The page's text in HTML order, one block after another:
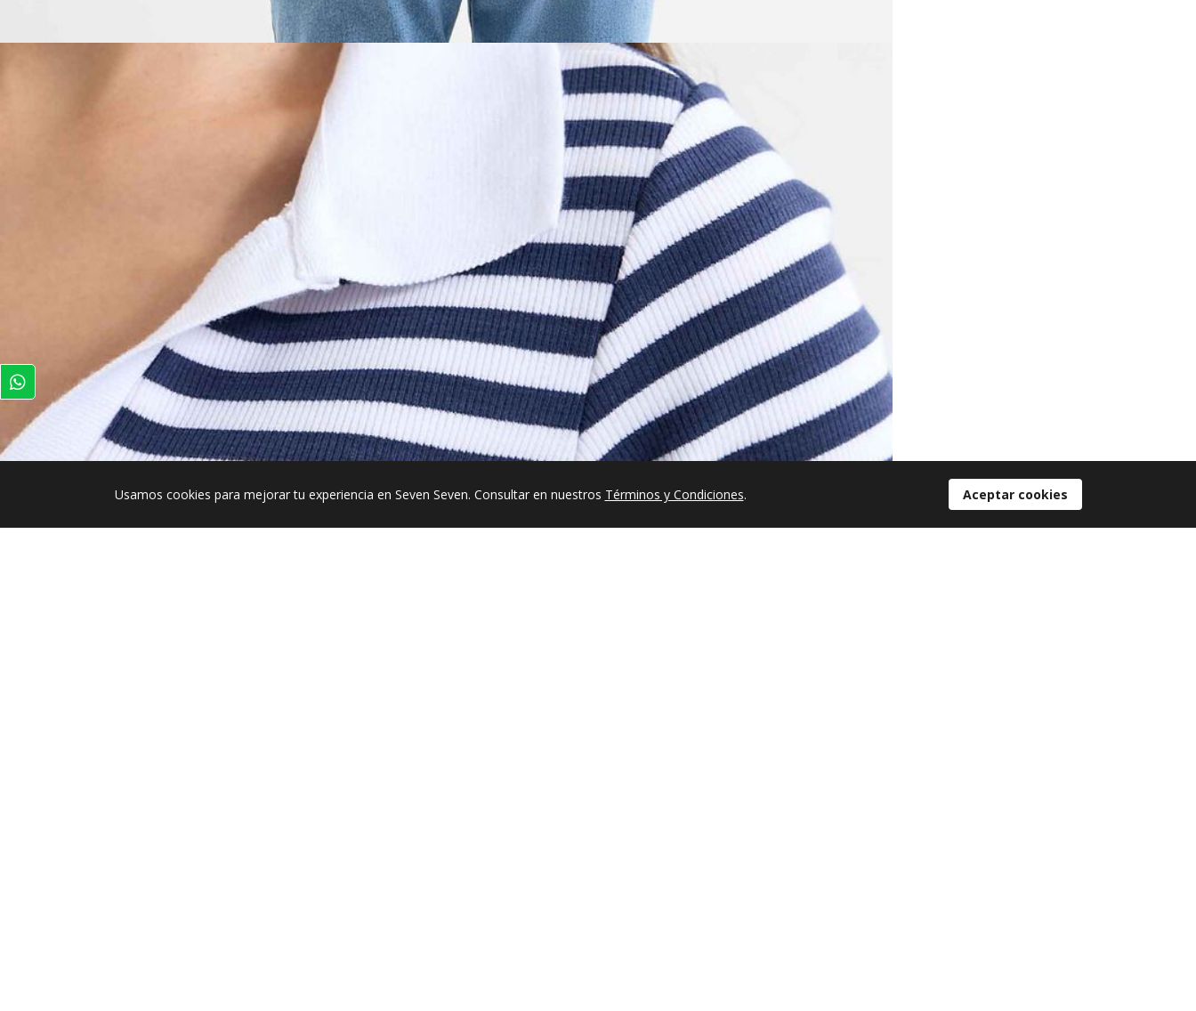
Usamos cookies para mejorar tu experiencia en Seven Seven. Consultar en nuestros Términos y Condiciones. Aceptar cookies